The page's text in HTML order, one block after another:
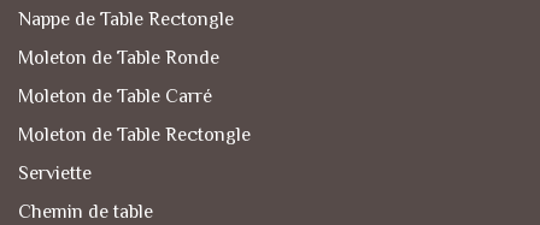
Nappe de Table Rectongle
Moleton de Table Ronde
Moleton de Table Carré
Moleton de Table Rectongle
Serviette
Chemin de table